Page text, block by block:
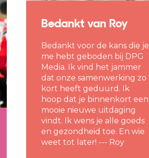
Bedankt van Roy
Bedankt voor de kans die je
me hebt geboden bij DPG
Media. Ik vind het jammer
dat onze samenwerking zo
kort heeft geduurd. Ik
hoop dat je binnenkort een
mooie nieuwe uitdaging
vindt. Ik wens je alle goeds
en gezondheid toe. En wie
weet tot later! --- Roy